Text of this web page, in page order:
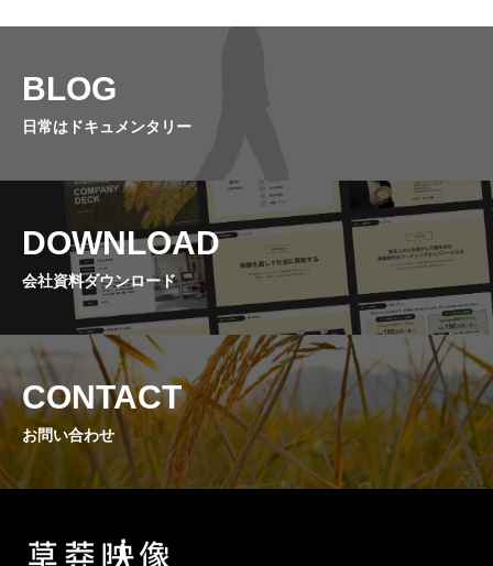
BLOG
日常はドキュメンタリー
DOWNLOAD
会社資料ダウンロード
CONTACT
お問い合わせ